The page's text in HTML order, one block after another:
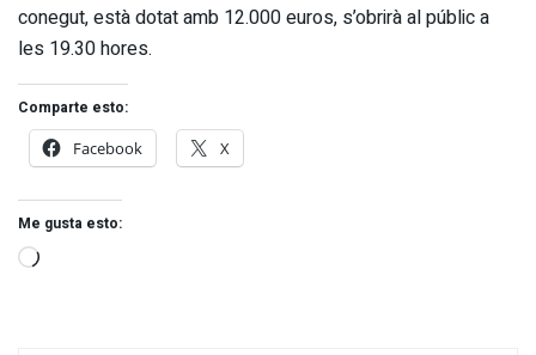
conegut, està dotat amb 12.000 euros, s’obrirà al públic a
les 19.30 hores.
Comparte esto:
Facebook
X
Me gusta esto: